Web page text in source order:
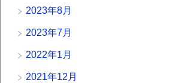
2023年8月
2023年7月
2022年1月
2021年12月